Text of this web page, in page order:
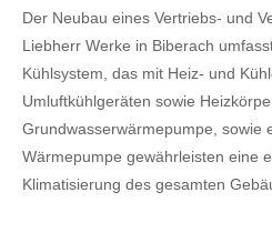
Der Neubau eines Vertriebs- und
Liebherr Werke in Biberach
Kühlsystem, das mit Heiz- und
Umluftkühlgeräten sowie
Grundwasserwärmepumpe, sowie
Wärmepumpe gewährleisten eine
Klimatisierung des gesamten